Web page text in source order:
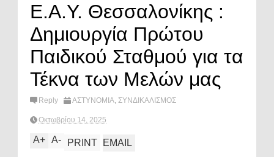
ο νόμος
Ε.Α.Υ. Θεσσαλονίκης :
Δημιουργία Πρώτου
Παιδικού Σταθμού για τα
Τέκνα των Μελών μας
Reply ΑΣΤΥΝΟΜΙΑ, ΣΥΝΔΙΚΑΛΙΣΜΟΣ
Οκτωβρίου 14, 2025
A+ A- PRINT EMAIL